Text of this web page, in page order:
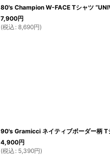
80's Champion W-FACE Tシャツ
7,900円
(税込 : 8,690円)
90's Gramicci ネイティブボーダー柄 T
4,900円
(税込 : 5,390円)